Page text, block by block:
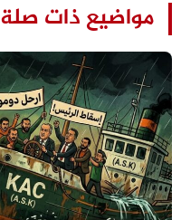
مواضيع ذات صلة